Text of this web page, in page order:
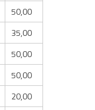
50,00
35,00
50,00
50,00
20,00